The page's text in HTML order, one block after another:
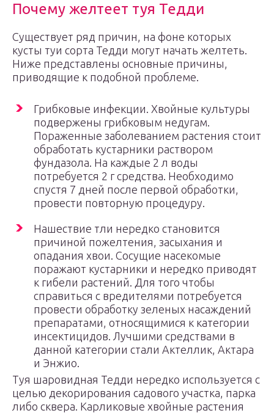
Почему желтеет туя Тедди
Существует ряд причин, на фоне которых
кусты туи сорта Тедди могут начать желтеть.
Ниже представлены основные причины,
приводящие к подобной проблеме.
Грибковые инфекции. Хвойные культуры
подвержены грибковым недугам.
Пораженные заболеванием растения стоит
обработать кустарники раствором
фундазола. На каждые 2 л воды
потребуется 2 г средства. Необходимо
спустя 7 дней после первой обработки,
провести повторную процедуру.
Нашествие тли нередко становится
причиной пожелтения, засыхания и
опадания хвои. Сосущие насекомые
поражают кустарники и нередко приводят
к гибели растений. Для того чтобы
справиться с вредителями потребуется
провести обработку зеленых насаждений
препаратами, относящимися к категории
инсектицидов. Лучшими средствами в
данной категории стали Актеллик, Актара
и Энжио.
Туя шаровидная Тедди нередко используется с
целью декорирования садового участка, парка
либо сквера. Карликовые хвойные растения